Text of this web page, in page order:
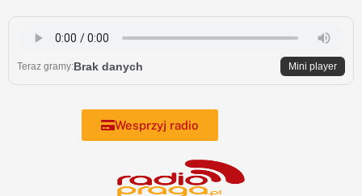
content
Teraz gramy:Brak danych Mini player
Wesprzyj radio